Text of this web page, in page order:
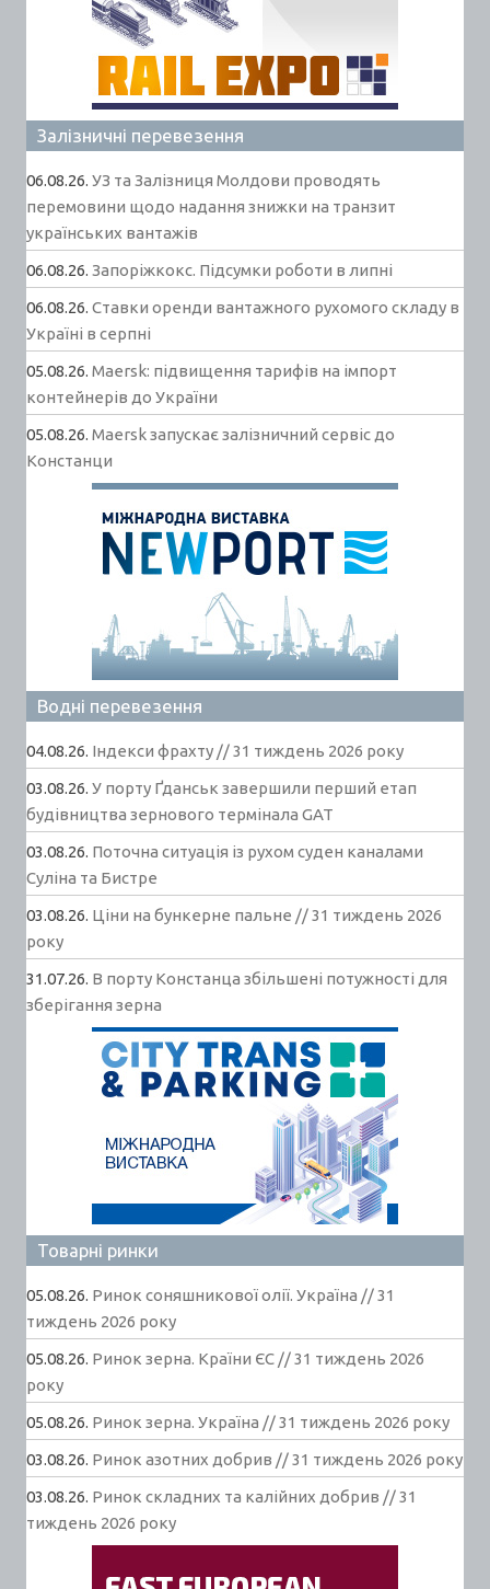
Залізничні перевезення
06.08.26. УЗ та Залізниця Молдови проводять
перемовини щодо надання знижки на транзит
українських вантажів
06.08.26. Запоріжкокс. Підсумки роботи в липні
06.08.26. Ставки оренди вантажного рухомого складу в
Україні в серпні
05.08.26. Maersk: підвищення тарифів на імпорт
контейнерів до України
05.08.26. Maersk запускає залізничний сервіс до
Констанци
Водні перевезення
04.08.26. Індекси фрахту // 31 тиждень 2026 року
03.08.26. У порту Ґданськ завершили перший етап
будівництва зернового термінала GAT
03.08.26. Поточна ситуація із рухом суден каналами
Суліна та Бистре
03.08.26. Ціни на бункерне пальне // 31 тиждень 2026
року
31.07.26. В порту Констанца збільшені потужності для
зберігання зерна
Товарні ринки
05.08.26. Ринок соняшникової олії. Україна // 31
тиждень 2026 року
05.08.26. Ринок зерна. Країни ЄС // 31 тиждень 2026
року
05.08.26. Ринок зерна. Україна // 31 тиждень 2026 року
03.08.26. Ринок азотних добрив // 31 тиждень 2026 року
03.08.26. Ринок складних та калійних добрив // 31
тиждень 2026 року